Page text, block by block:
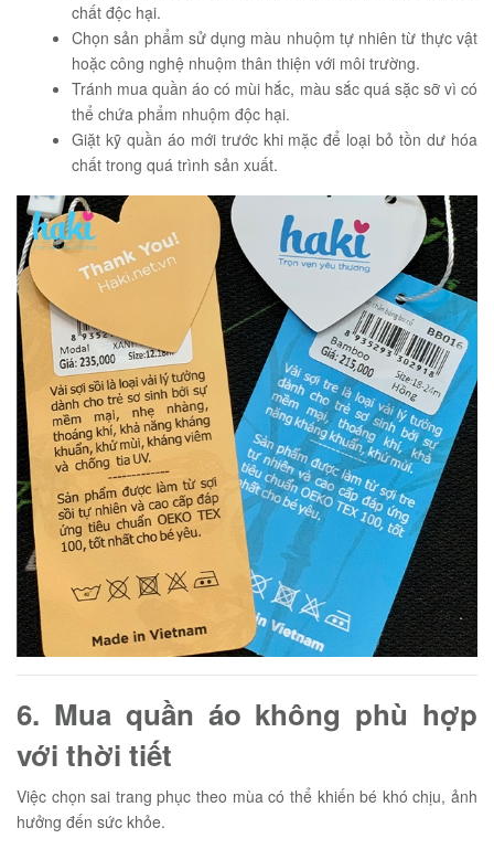
chất độc hại.
Chọn sản phẩm sử dụng màu nhuộm tự nhiên từ thực vật
hoặc công nghệ nhuộm thân thiện với môi trường.
Tránh mua quần áo có mùi hắc, màu sắc quá sặc sỡ vì có
thể chứa phẩm nhuộm độc hại.
Giặt kỹ quần áo mới trước khi mặc để loại bỏ tồn dư hóa
chất trong quá trình sản xuất.
6. Mua quần áo không phù hợp
với thời tiết
Việc chọn sai trang phục theo mùa có thể khiến bé khó chịu, ảnh
hưởng đến sức khỏe.